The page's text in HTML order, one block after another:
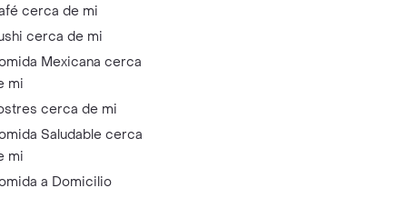
cerca de mi
cerca de mi
Mexicana cerca
mi
cerca de mi
Saludable cerca
mi
a Domicilio